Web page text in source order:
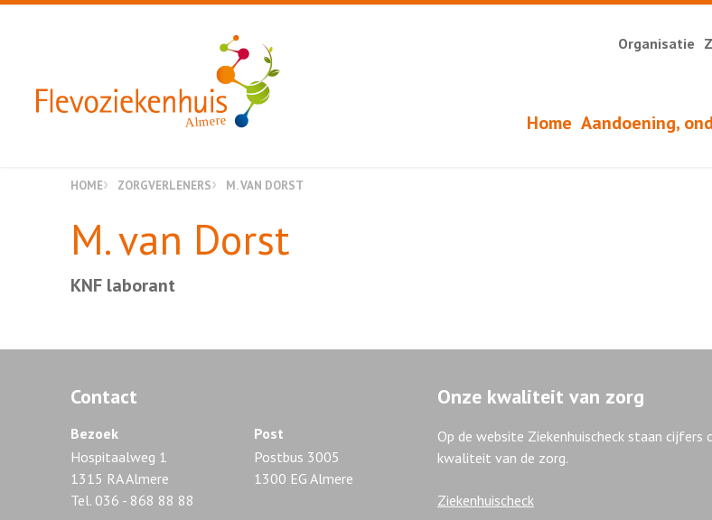
Almere Home Aandoening,
Organisatie
HOME ZORGVERLENERS M. VAN DORST
M. van Dorst
KNF laborant
Contact
Bezoek
Hospitaalweg 1
1315 RA Almere
Tel. 036 - 868 88 88
Post
Postbus 3005
1300 EG Almere
Onze kwaliteit van zorg
Op de website Ziekenhuischeck staan cijfers
kwaliteit van de zorg.
Ziekenhuischeck